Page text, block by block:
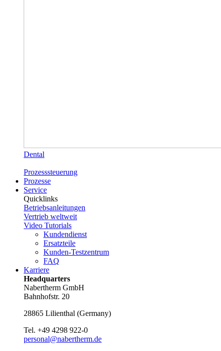
Dental
Prozesssteuerung
Prozesse
Service
Quicklinks
Betriebsanleitungen
Vertrieb weltweit
Video Tutorials
Kundendienst
Ersatzteile
Kunden-Testzentrum
FAQ
Karriere
Headquarters
Nabertherm GmbH
Bahnhofstr. 20
28865 Lilienthal (Germany)
Tel. +49 4298 922-0
personal@nabertherm.de